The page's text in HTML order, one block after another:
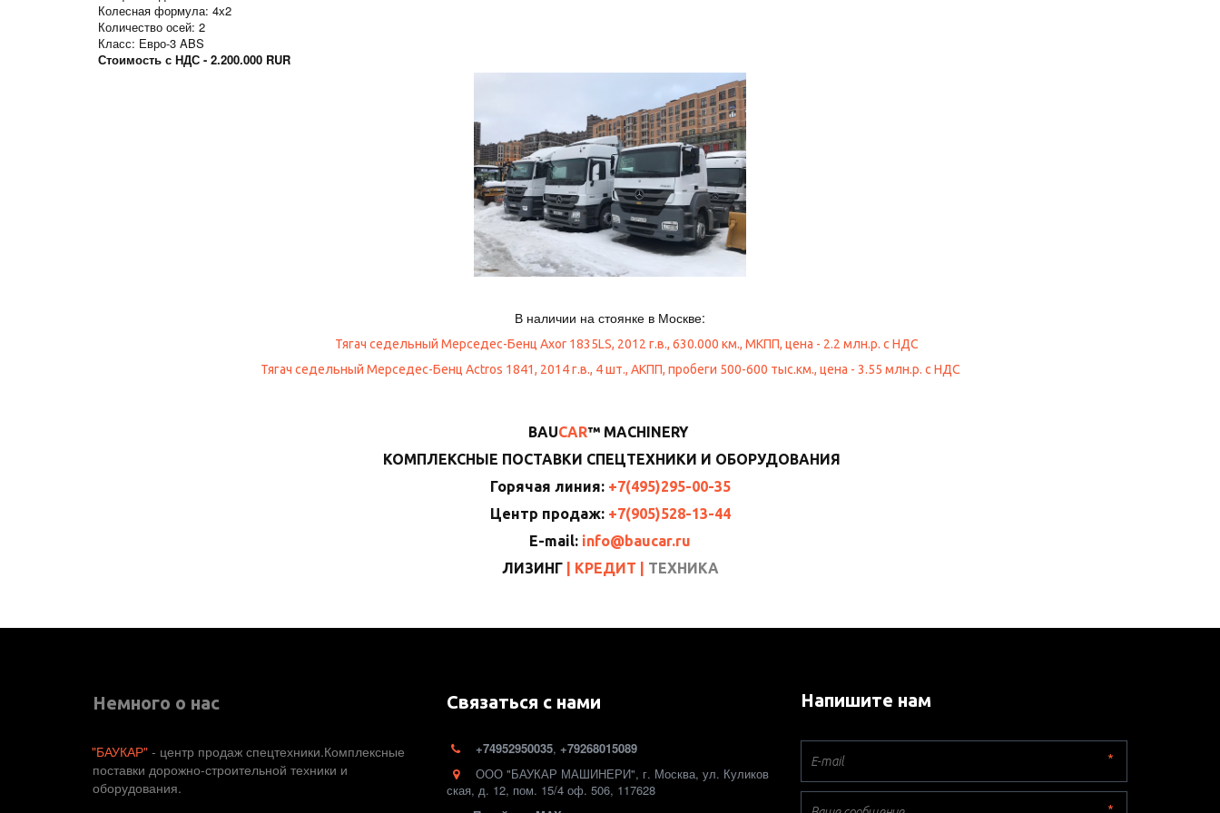
Колесная формула: 4х2
Количество осей: 2
Класс: Евро-3 ABS
Стоимость с НДС - 2.200.000 RUR
В наличии на стоянке в Москве:
Тягач седельный Мерседес-Бенц Axor 1835LS, 2012 г.в., 630.000 км., МКПП, цена - 2.2 млн.р. с НДС
Тягач седельный Мерседес-Бенц Actros 1841, 2014 г.в., 4 шт., АКПП, пробеги 500-600 тыс.км., цена - 3.55 млн.р. с НДС
BAUCAR™ MACHINERY
КОМПЛЕКСНЫЕ ПОСТАВКИ СПЕЦТЕХНИКИ И ОБОРУДОВАНИЯ
Горячая линия: +7(495)295-00-35
Центр продаж: +7(905)528-13-44
E-mail: info@baucar.ru
ЛИЗИНГ| КРЕДИТ ТЕХНИКА
Немного о нас
"БАУКАР" - центр продаж спецтехники.Комплексные
поставки дорожно-строительной техники и
оборудования.
Связаться с нами
+74952950035, +79268015089
ООО "БАУКАР МАШИНЕРИ", г. Москва, ул. Куликов
ская, д. 12, пом. 15/4 оф. 506, 117628
Напишите нам
*